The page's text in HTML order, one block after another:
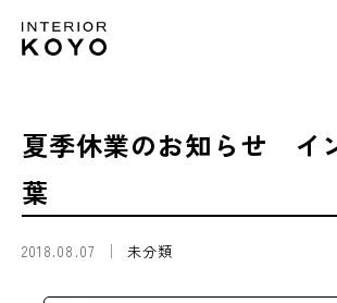
夏季休業のお知らせ イ
葉
2018.08.07 未分類